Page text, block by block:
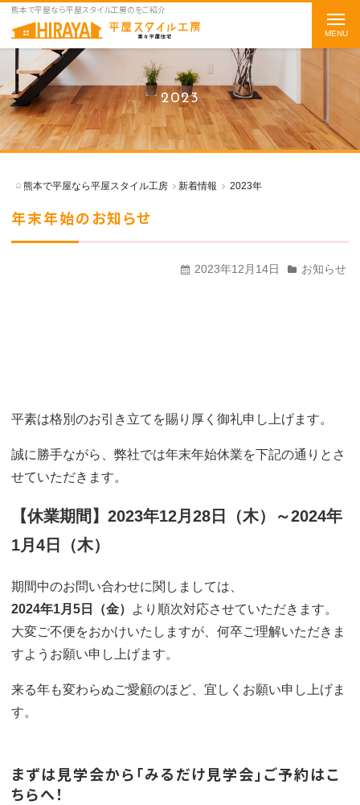
熊本で平屋なら平屋スタイル工房のをご紹介
2023
熊本で平屋なら平屋スタイル工房 新着情報 2023年
年末年始のお知らせ
2023年12月14日 お知らせ
平素は格別のお引き立てを賜り厚く御礼申し上げます。
誠に勝手ながら、弊社では年末年始休業を下記の通りとさ
せていただきます。
【休業期間】2023年12月28日（木）～2024年
1月4日（木）
期間中のお問い合わせに関しましては、
2024年1月5日（金）
より順次対応させていただきます。
大変ご不便をおかけいたしますが、何卒ご理解いただきま
すようお願い申し上げます。
来る年も変わらぬご愛顧のほど、宜しくお願い申し上げま
す。
まずは見学会から「みるだけ見学会」ご予約はこ
ちらへ！
t
o
g
g
l
e
n
g